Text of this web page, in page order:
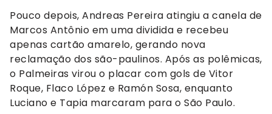
Pouco depois, Andreas Pereira atingiu a canela de
Marcos Antônio em uma dividida e recebeu
apenas cartão amarelo, gerando nova
reclamação dos são-paulinos. Após as polêmicas,
o Palmeiras virou o placar com gols de Vitor
Roque, Flaco López e Ramón Sosa, enquanto
Luciano e Tapia marcaram para o São Paulo.